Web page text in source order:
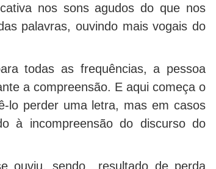
nos sons agudos do que nos
palavras, ouvindo mais vogais do
todas as frequências, a pessoa
a compreensão. E aqui começa o
lo perder uma letra, mas em casos
à incompreensão do discurso do
ouviu, sendo resultado de perda